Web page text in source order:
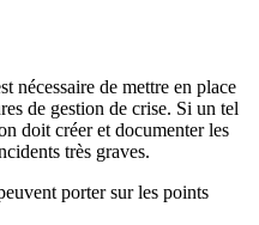
nécessaire de mettre en place
de gestion de crise. Si un tel
doit créer et documenter les
très graves.
porter sur les points